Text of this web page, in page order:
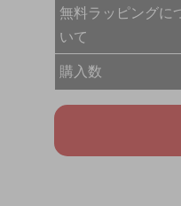
無料ラッピングに
いて
購入数